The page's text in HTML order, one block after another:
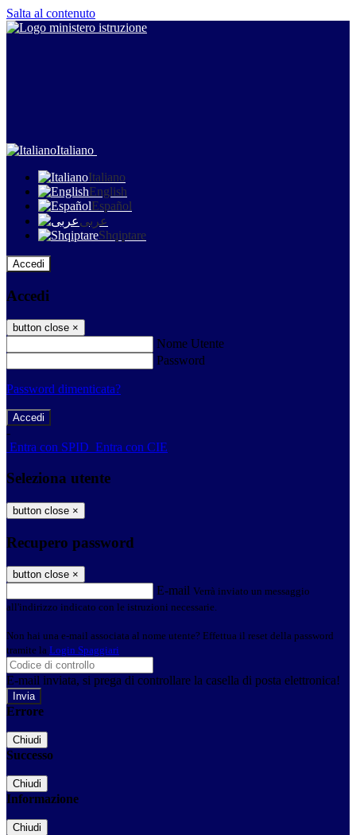
Salta al contenuto
Italiano
Italiano
English
Español
عربى
Shqiptare
Accedi
Accedi
button close ×
Nome Utente
Password
Password dimenticata?
-
Entra con SPID Entra con CIE
Seleziona utente
button close ×
Recupero password
button close ×
E-mail Verrà inviato un messaggio
all'indirizzo indicato con le istruzioni necessarie.
Non hai una e-mail associata al nome utente? Effettua il reset della password
tramite la Login Spaggiari
E-mail inviata, si prega di controllare la casella di posta elettronica!
Errore
Chiudi
Successo
Chiudi
Informazione
Chiudi